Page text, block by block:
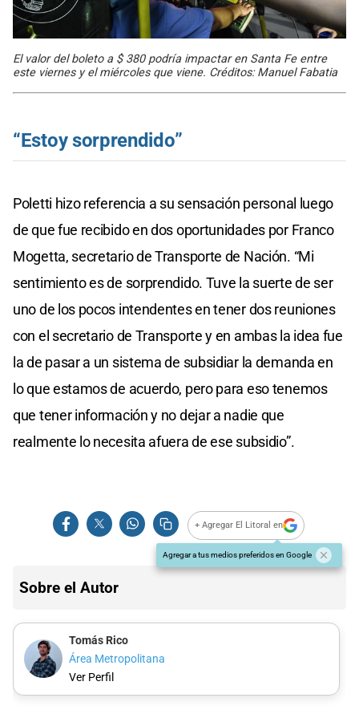
El valor del boleto a $ 380 podría impactar en Santa Fe entre
este viernes y el miércoles que viene. Créditos: Manuel Fabatia
“Estoy sorprendido”
Poletti hizo referencia a su sensación personal luego
de que fue recibido en dos oportunidades por Franco
Mogetta, secretario de Transporte de Nación. “Mi
sentimiento es de sorprendido. Tuve la suerte de ser
uno de los pocos intendentes en tener dos reuniones
con el secretario de Transporte y en ambas la idea fue
la de pasar a un sistema de subsidiar la demanda en
lo que estamos de acuerdo, pero para eso tenemos
que tener información y no dejar a nadie que
realmente lo necesita afuera de ese subsidio”.
+ Agregar El Litoral en
Agregar a tus medios preferidos en Google
Sobre el Autor
Tomás Rico
Área Metropolitana
Ver Perfil